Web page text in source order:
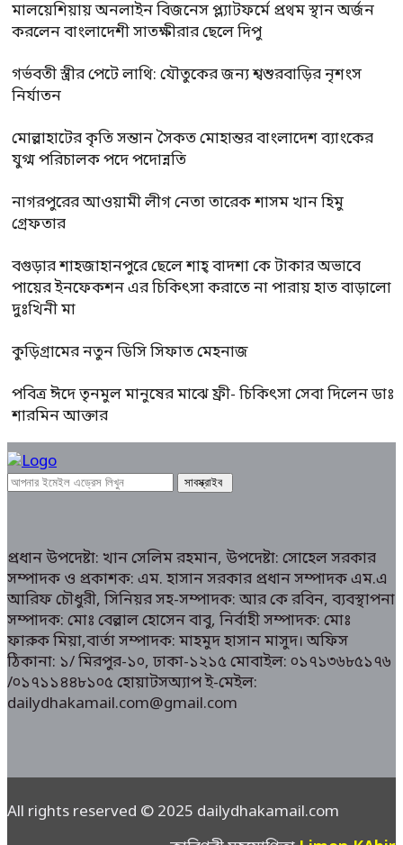
মালয়েশিয়ায় অনলাইন বিজনেস প্ল্যাটফর্মে প্রথম স্থান অর্জন
করলেন বাংলাদেশী সাতক্ষীরার ছেলে দিপু
গর্ভবতী স্ত্রীর পেটে লাথি: যৌতুকের জন্য শ্বশুরবাড়ির নৃশংস
নির্যাতন
মোল্লাহাটের কৃতি সন্তান সৈকত মোহান্তর বাংলাদেশ ব্যাংকের
যুগ্ম পরিচালক পদে পদোন্নতি
নাগরপুরের আওয়ামী লীগ নেতা তারেক শাসম খান হিমু
গ্রেফতার
বগুড়ার শাহজাহানপুরে ছেলে শাহ্ বাদশা কে টাকার অভাবে
পায়ের ইনফেকশন এর চিকিৎসা করাতে না পারায় হাত বাড়ালো
দুঃখিনী মা
কুড়িগ্রামের নতুন ডিসি সিফাত মেহনাজ
পবিত্র ঈদে তৃনমুল মানুষের মাঝে ফ্রী- চিকিৎসা সেবা দিলেন ডাঃ
শারমিন আক্তার
প্রধান উপদেষ্টা: খান সেলিম রহমান, উপদেষ্টা: সোহেল সরকার
সম্পাদক ও প্রকাশক: এম. হাসান সরকার প্রধান সম্পাদক এম.এ
আরিফ চৌধুরী, সিনিয়র সহ-সম্পাদক: আর কে রবিন, ব্যবস্থাপনা
সম্পাদক: মোঃ বেল্লাল হোসেন বাবু, নির্বাহী সম্পাদক: মোঃ
ফারুক মিয়া,বার্তা সম্পাদক: মাহমুদ হাসান মাসুদ। অফিস
ঠিকানা: ১/ মিরপুর-১০, ঢাকা-১২১৫ মোবাইল: ০১৭১৩৬৮৫১৭৬
/০১৭১১৪৪৮১০৫ হোয়াটসঅ্যাপ ই-মেইল:
dailydhakamail.com@gmail.com
All rights reserved © 2025 dailydhakamail.com